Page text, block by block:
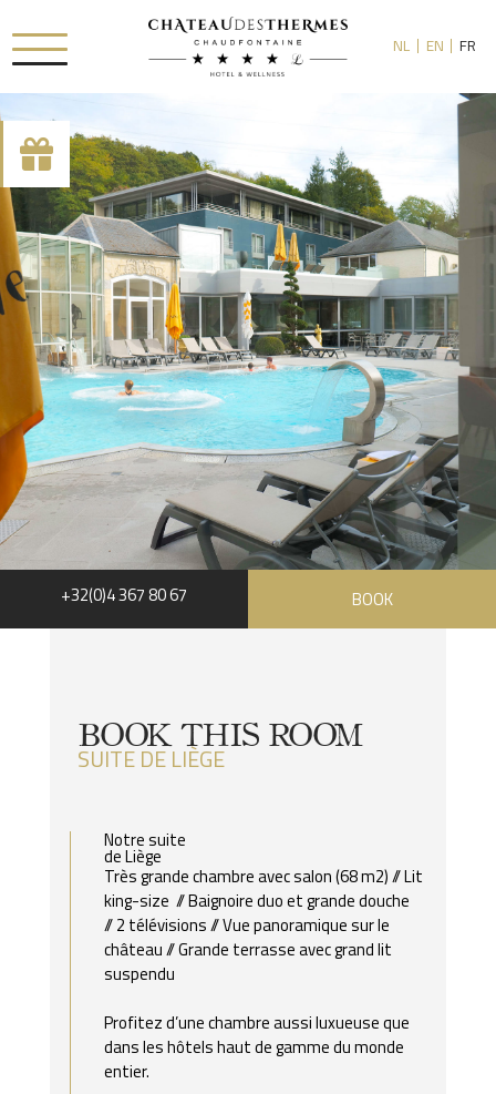
[availability_search category_dropdown="true"
category_include="sejour, chambre"]
RUE HAUSTER 9, B-4050 CHAUDFONTAINE
+32(0)4 367 80 67
INFO[AT]CHATEAUDESTHERMES.BE
DÉCOUVREZ NOS PROMOTIONS
NL EN FR
+32(0)4 367 80 67 BOOK
BOOK THIS ROOM
SUITE DE LIÈGE
Notre suite
de Liège
Très grande chambre avec salon (68 m2)//Lit
king-size //Baignoire duo et grande douche
//2 télévisions//Vue panoramique sur le
château//Grande terrasse avec grand lit
suspendu
Profitez d’une chambre aussi luxueuse que
dans les hôtels haut de gamme du monde
entier.